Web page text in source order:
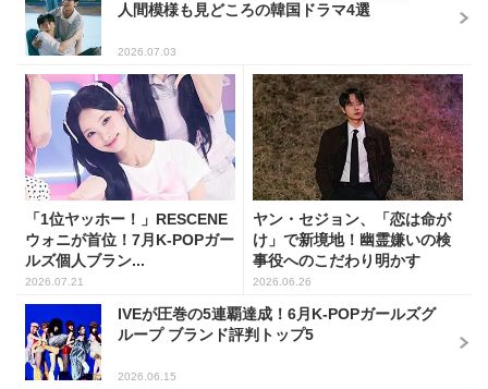
人間模様も見どころの韓国ドラマ4選
2026.07.03
「1位ヤッホー！」RESCENE
ウォニが首位！7月K-POPガー
ルズ個人ブラン...
2026.07.21
ヤン・セジョン、「恋は命が
け」で新境地！幽霊嫌いの検
事役へのこだわり明かす
2026.06.26
IVEが圧巻の5連覇達成！6月K-POPガールズグ
ループ ブランド評判トップ5
2026.06.15